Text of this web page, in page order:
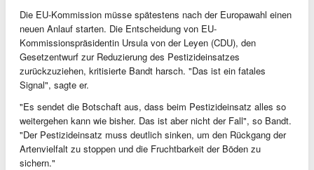
Die EU-Kommission müsse spätestens nach der Europawahl einen
neuen Anlauf starten. Die Entscheidung von EU-
Kommissionspräsidentin Ursula von der Leyen (CDU), den
Gesetzentwurf zur Reduzierung des Pestizideinsatzes
zurückzuziehen, kritisierte Bandt harsch. "Das ist ein fatales
Signal", sagte er.
"Es sendet die Botschaft aus, dass beim Pestizideinsatz alles so
weitergehen kann wie bisher. Das ist aber nicht der Fall", so Bandt.
"Der Pestizideinsatz muss deutlich sinken, um den Rückgang der
Artenvielfalt zu stoppen und die Fruchtbarkeit der Böden zu
sichern."